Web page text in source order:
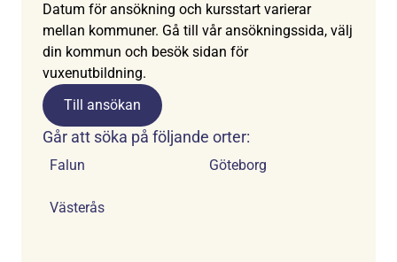
Datum för ansökning och kursstart varierar
mellan kommuner. Gå till vår ansökningssida, välj
din kommun och besök sidan för
vuxenutbildning.
Till ansökan
Går att söka på följande orter:
Falun Göteborg
Västerås